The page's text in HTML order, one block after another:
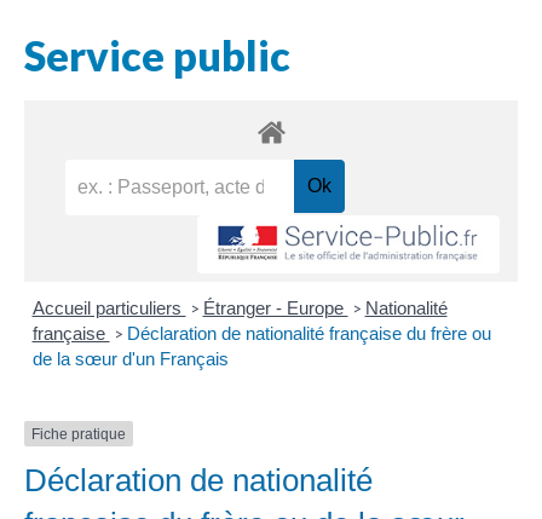
Service public
Accueil particuliers > Étranger - Europe > Nationalité
française > Déclaration de nationalité française du frère ou
de la sœur d'un Français
Fiche pratique
Déclaration de nationalité